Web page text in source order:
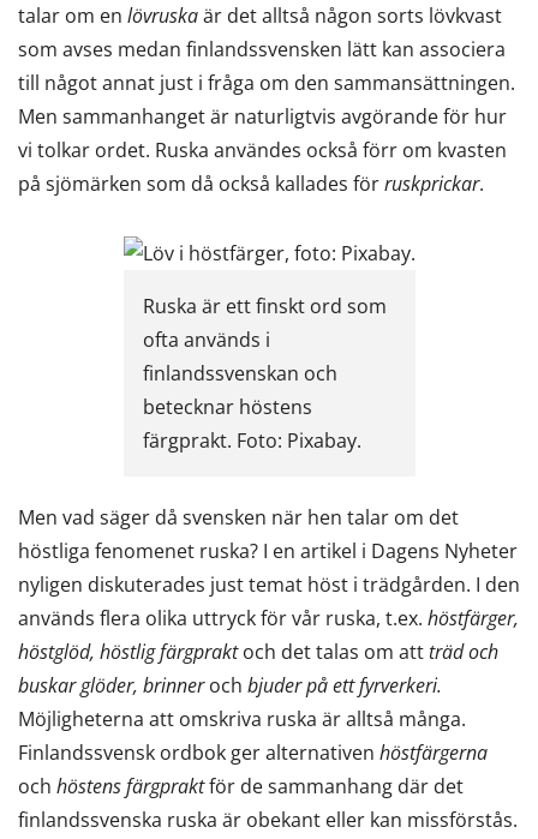
talar om en lövruskaär det alltså någon sorts lövkvast
som avses medan finlandssvensken lätt kan associera
till något annat just i fråga om den sammansättningen.
Men sammanhanget är naturligtvis avgörande för hur
vi tolkar ordet. Ruska användes också förr om kvasten
på sjömärken som då också kallades förruskprickar.
Ruska är ett finskt ord som
ofta används i
finlandssvenskan och
betecknar höstens
färgprakt. Foto: Pixabay.
Men vad säger då svensken när hen talar om det
höstliga fenomenet ruska? I en artikel i Dagens Nyheter
nyligen diskuterades just temat höst i trädgården. I den
används flera olika uttryck för vår ruska, t.ex. höstfärger,
höstglöd, höstlig färgpraktoch det talas om attträd och
buskar glöder, brinneroch bjuder på ett fyrverkeri.
Möjligheterna att omskriva ruska är alltså många.
Finlandssvensk ordbok ger alternativen höstfärgerna
och höstens färgpraktför de sammanhang där det
finlandssvenska ruska är obekant eller kan missförstås.